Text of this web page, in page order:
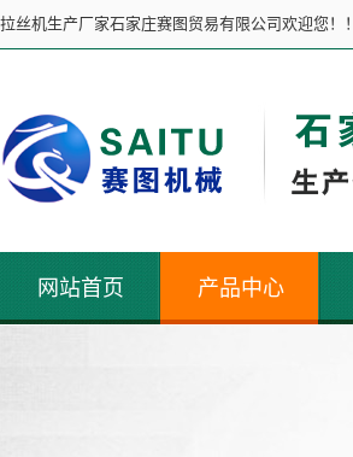
拉丝机生产厂家石家庄赛图贸易有限公司欢迎您！！
网站首页 产品中心